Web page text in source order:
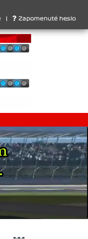
: 1. Ferrari . 2.
Zapomenuté heslo